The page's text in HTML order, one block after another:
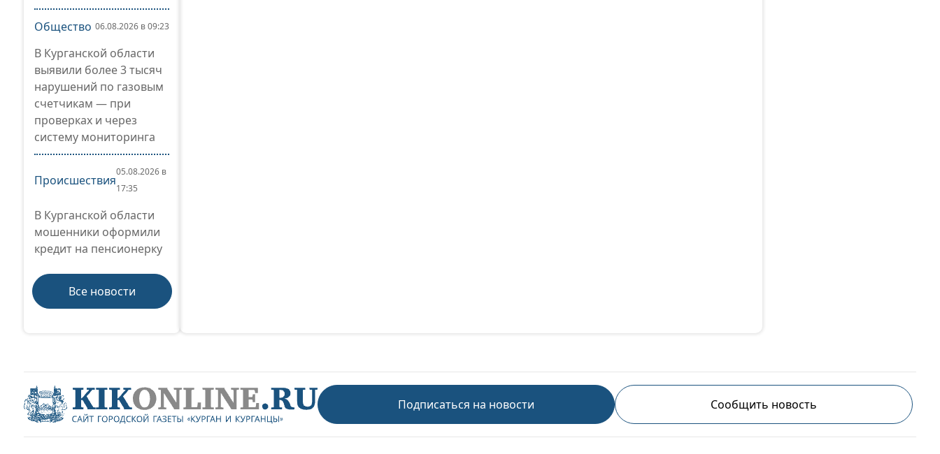
Общество 06.08.2026 в 09:23
В Курганской области
выявили более 3 тысяч
нарушений по газовым
счетчикам — при
проверках и через
систему мониторинга
Происшествия
05.08.2026 в
17:35
В Курганской области
мошенники оформили
кредит на пенсионерку
Все новости
Подписаться на новости Сообщить новость